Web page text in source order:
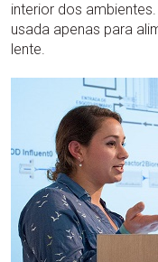
interior dos
usada apenas para
lente.